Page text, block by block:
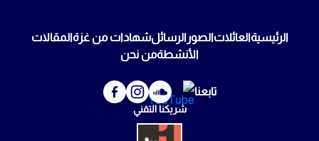
الرئيسيةالعائلاتالصور الرسائلشهادات من غزةالمقالات
الأنشطةمن نحن
شريكنا التقني
تابعنا